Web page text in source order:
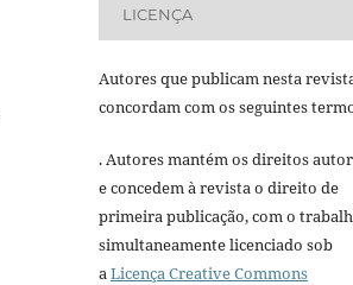
LICENÇA
Autores que publicam nesta
concordam com os seguintes
. Autores mantém os direitos
e concedem à revista o direito de
primeira publicação, com o
simultaneamente licenciado sob
aLicença Creative Commons